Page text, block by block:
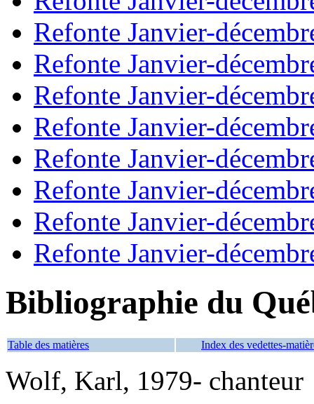
Refonte Janvier-
Refonte Janvier-
Refonte Janvier-
Refonte Janvier-
Refonte Janvier-
Refonte Janvier-
Refonte Janvier-
Refonte Janvier-
Bibliographie du
Table des matières Index des vedettes-
Wolf, Karl, 1979- chanteur